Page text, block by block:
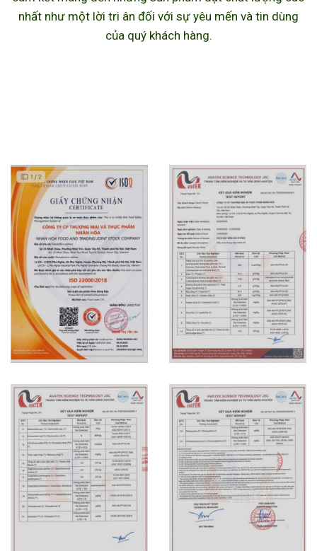
nhất như một lời tri ân đối với sự yêu mến và tin dùng
của quý khách hàng.